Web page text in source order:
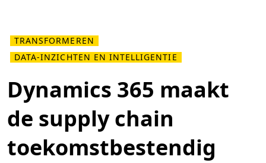
TRANSFORMEREN
DATA-INZICHTEN EN INTELLIGENTIE
Dynamics 365 maakt
de supply chain
toekomstbestendig